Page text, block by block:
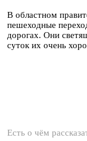
В областном
пешеходные
дорогах. Они
суток их очень
Есть о чём